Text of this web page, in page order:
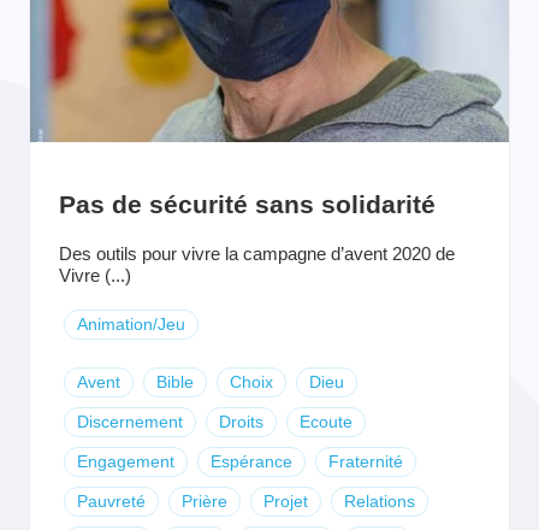
Pas de sécurité sans solidarité
Des outils pour vivre la campagne d’avent 2020 de
Vivre (...)
Animation/Jeu
Avent Bible Choix Dieu
Discernement Droits Ecoute
Engagement Espérance Fraternité
Pauvreté Prière Projet Relations